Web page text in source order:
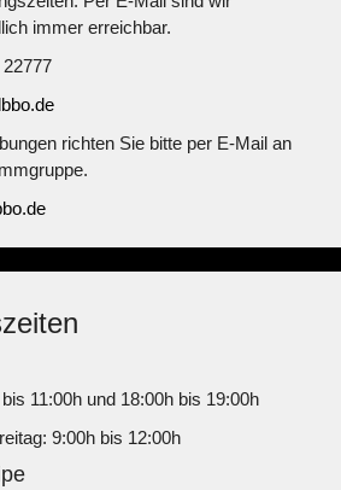
immer erreichbar.
22777
richten Sie bitte per E-Mail an
11:00h und 18:00h bis 19:00h
9:00h bis 12:00h